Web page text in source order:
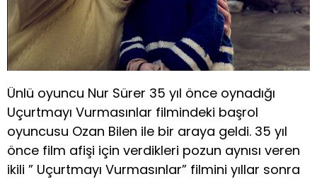
Ünlü oyuncu Nur Sürer 35 yıl önce oynadığı
Uçurtmayı Vurmasınlar filmindeki başrol
oyuncusu Ozan Bilen ile bir araya geldi. 35 yıl
önce film afişi için verdikleri pozun aynısı veren
ikili ” Uçurtmayı Vurmasınlar” filmini yıllar sonra